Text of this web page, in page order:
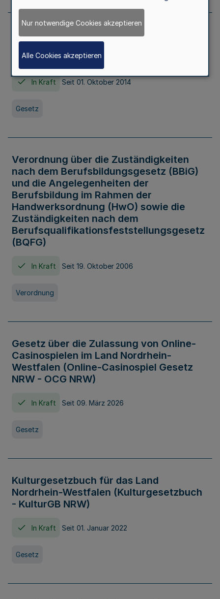
Gesetz über die Hochschulen des Landes
Nordrhein-Westfalen (Hochschulgesetz -
HG)
In Kraft Seit 01. Oktober 2014
Gesetz
Verordnung über die Zuständigkeiten
nach dem Berufsbildungsgesetz (BBiG)
und die Angelegenheiten der
Berufsbildung im Rahmen der
Handwerksordnung (HwO) sowie die
Zuständigkeiten nach dem
Berufsqualifikationsfeststellungsgesetz
(BQFG)
In Kraft Seit 19. Oktober 2006
Verordnung
Gesetz über die Zulassung von Online-
Casinospielen im Land Nordrhein-
Westfalen (Online-Casinospiel Gesetz
NRW - OCG NRW)
In Kraft Seit 09. März 2026
Gesetz
Kulturgesetzbuch für das Land
Nordrhein-Westfalen (Kulturgesetzbuch
- KulturGB NRW)
In Kraft Seit 01. Januar 2022
Gesetz
Nur notwendige Cookies akzeptieren
Alle Cookies akzeptieren